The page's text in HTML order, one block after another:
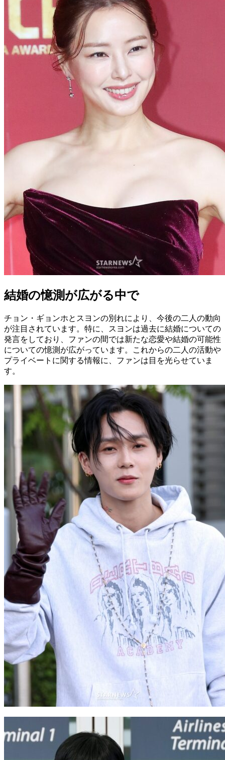
結婚の憶測が広がる中で
チョン・ギョンホとスヨンの別れにより、今後の二人の動向
が注目されています。特に、スヨンは過去に結婚についての
発言をしており、ファンの間では新たな恋愛や結婚の可能性
についての憶測が広がっています。これからの二人の活動や
プライベートに関する情報に、ファンは目を光らせていま
す。